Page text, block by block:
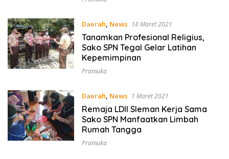
Daerah, News 18 Maret 2021
Tanamkan Profesional Religius,
Sako SPN Tegal Gelar Latihan
Kepemimpinan
Pramuka
Daerah, News 1 Maret 2021
Remaja LDII Sleman Kerja Sama
Sako SPN Manfaatkan Limbah
Rumah Tangga
Pramuka